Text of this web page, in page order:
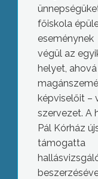
főiskola
eseménynek
végül az
helyet,
képviselőit –
szervezet. A
Pál Kórház
támogatta